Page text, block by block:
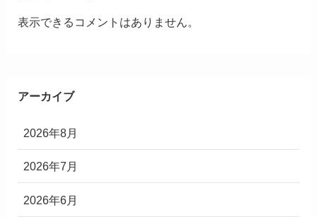
表示できるコメントはありません。
アーカイブ
2026年8月
2026年7月
2026年6月